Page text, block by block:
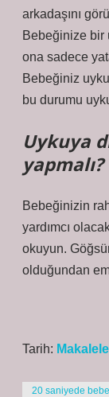
arkadaşını
Bebeğinize bir
ona sadece
Bebeğiniz
bu durumu
Uykuya
yapmalı?
Bebeğinizin
yardımcı
okuyun.
olduğundan
Tarih:
20 saniyede